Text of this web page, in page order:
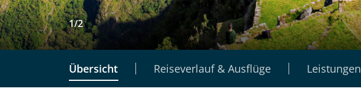
1/2
Übersicht Reiseverlauf & Ausflüge Leistungen